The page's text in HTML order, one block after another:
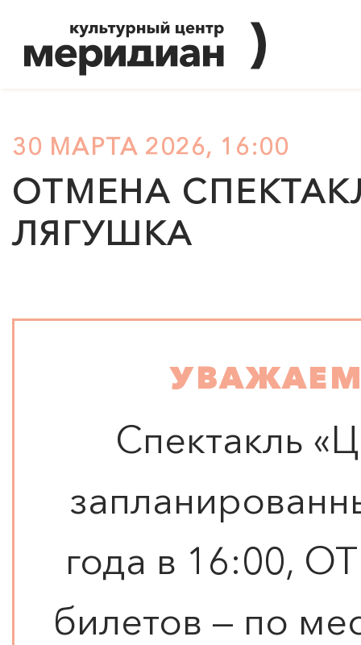
30 МАРТА 2026, 16:00
ОТМЕНА
ЛЯГУШКА
Спектакль
года в 16:00,
билетов — по